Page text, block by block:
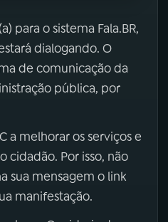
para o sistema Fala.BR,
dialogando. O
de comunicação da
pública, por
a melhorar os serviços e
cidadão. Por isso, não
sua mensagem o link
manifestação.